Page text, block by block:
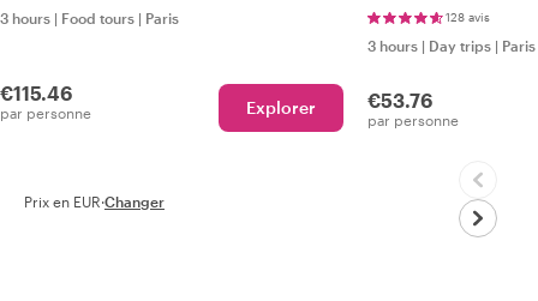
3 hours | Food tours | Paris
€115.46
par personne Explorer
128 avis
3 hours | Day trips | Paris
€53.76
par personne
Prix en EUR·Changer